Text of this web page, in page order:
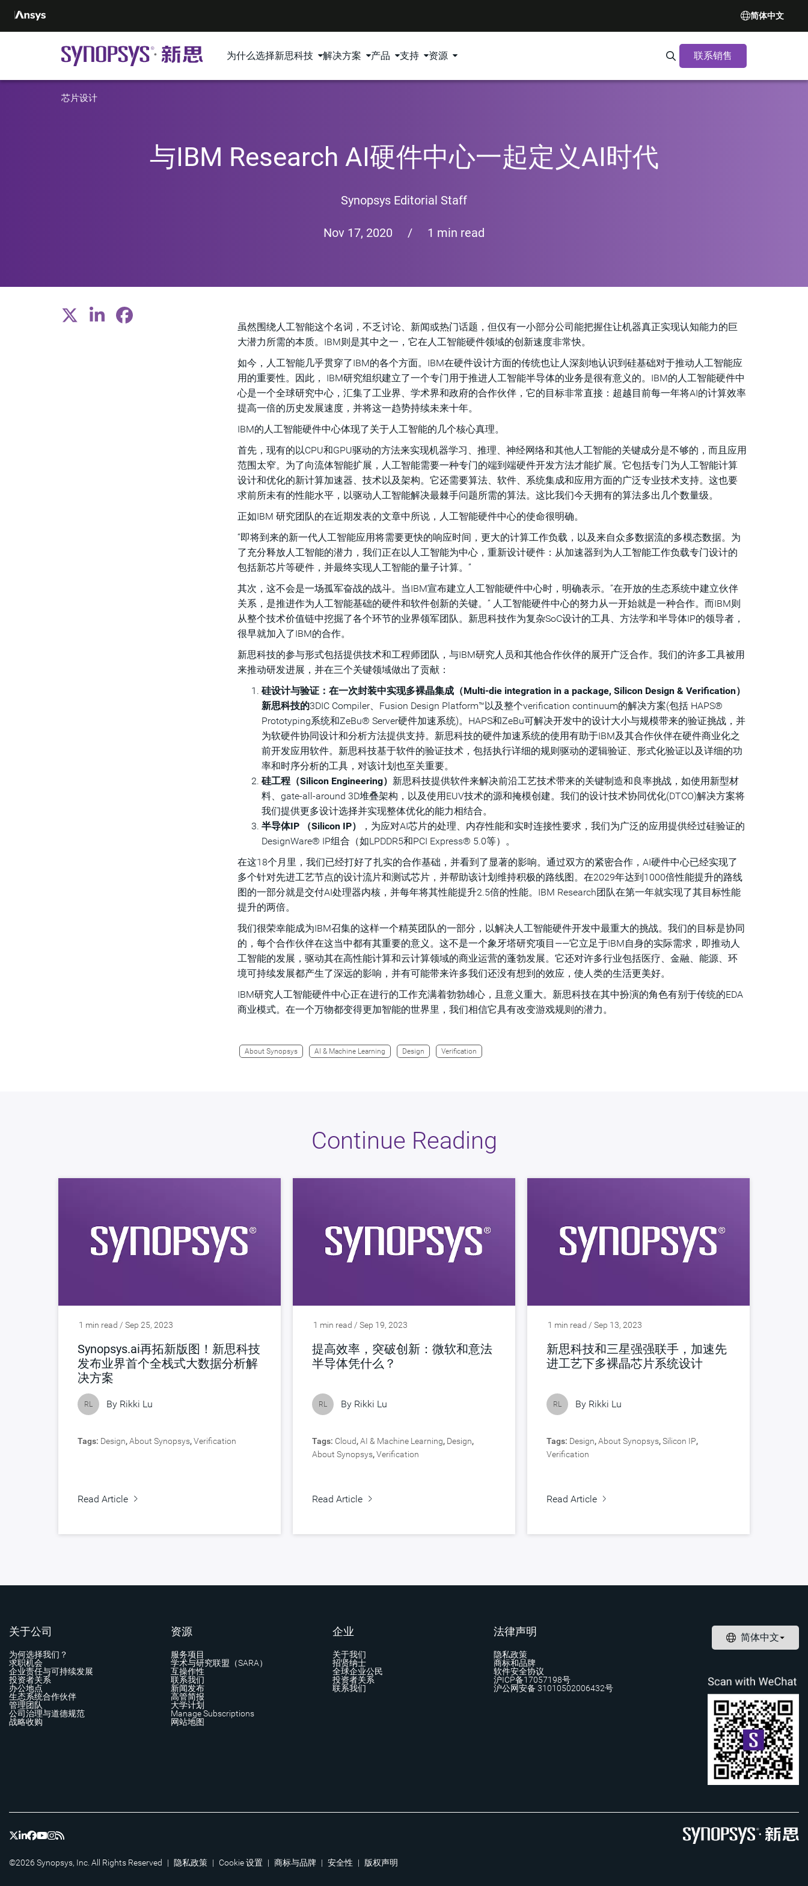
简体中文
为什么选择新思科技 解决方案 产品 支持 资源 Search Synopsys.com
联系销售
芯片设计
与IBM Research AI硬件中心一起定义AI时代
Synopsys Editorial Staff
Nov 17, 2020 / 1 min read
虽然围绕人工智能这个名词，不乏讨论、新闻或热门话题，但仅有一小部分公司能把握住让机器真正实现认知能力的巨
大潜力所需的本质。IBM则是其中之一，它在人工智能硬件领域的创新速度非常快。
如今，人工智能几乎贯穿了IBM的各个方面。IBM在硬件设计方面的传统也让人深刻地认识到硅基础对于推动人工智能应
用的重要性。因此， IBM研究组织建立了一个专门用于推进人工智能半导体的业务是很有意义的。IBM的人工智能硬件中
心是一个全球研究中心，汇集了工业界、学术界和政府的合作伙伴，它的目标非常直接：超越目前每一年将AI的计算效率
提高一倍的历史发展速度，并将这一趋势持续未来十年。
IBM的人工智能硬件中心体现了关于人工智能的几个核心真理。
首先，现有的以CPU和GPU驱动的方法来实现机器学习、推理、神经网络和其他人工智能的关键成分是不够的，而且应用
范围太窄。为了向流体智能扩展，人工智能需要一种专门的端到端硬件开发方法才能扩展。它包括专门为人工智能计算
设计和优化的新计算加速器、技术以及架构。它还需要算法、软件、系统集成和应用方面的广泛专业技术支持。这也要
求前所未有的性能水平，以驱动人工智能解决最棘手问题所需的算法。这比我们今天拥有的算法多出几个数量级。
正如IBM 研究团队的在近期发表的文章中所说，人工智能硬件中心的使命很明确。
“即将到来的新一代人工智能应用将需要更快的响应时间，更大的计算工作负载，以及来自众多数据流的多模态数据。为
了充分释放人工智能的潜力，我们正在以人工智能为中心，重新设计硬件：从加速器到为人工智能工作负载专门设计的
包括新芯片等硬件，并最终实现人工智能的量子计算。”
其次，这不会是一场孤军奋战的战斗。当IBM宣布建立人工智能硬件中心时，明确表示。”在开放的生态系统中建立伙伴
关系，是推进作为人工智能基础的硬件和软件创新的关键。” 人工智能硬件中心的努力从一开始就是一种合作。而IBM则
从整个技术价值链中挖掘了各个环节的业界领军团队。新思科技作为复杂SoC设计的工具、方法学和半导体IP的领导者，
很早就加入了IBM的合作。
新思科技的参与形式包括提供技术和工程师团队，与IBM研究人员和其他合作伙伴的展开广泛合作。我们的许多工具被用
来推动研发进展，并在三个关键领域做出了贡献：
硅设计与验证：在一次封装中实现多裸晶集成（Multi-die integration in a package, Silicon Design & Verification）
新思科技的3DIC Compiler、Fusion Design Platform™以及整个verification continuum的解决方案(包括 HAPS®
Prototyping系统和ZeBu® Server硬件加速系统)。HAPS和ZeBu可解决开发中的设计大小与规模带来的验证挑战，并
为软硬件协同设计和分析方法提供支持。新思科技的硬件加速系统的使用有助于IBM及其合作伙伴在硬件商业化之
前开发应用软件。新思科技基于软件的验证技术，包括执行详细的规则驱动的逻辑验证、形式化验证以及详细的功
率和时序分析的工具，对该计划也至关重要。
硅工程（Silicon Engineering） 新思科技提供软件来解决前沿工艺技术带来的关键制造和良率挑战，如使用新型材
料、gate-all-around 3D堆叠架构，以及使用EUV技术的源和掩模创建。我们的设计技术协同优化(DTCO)解决方案将
我们提供更多设计选择并实现整体优化的能力相结合。
半导体IP （Silicon IP）
，为应对AI芯片的处理、内存性能和实时连接性要求，我们为广泛的应用提供经过硅验证的
DesignWare® IP组合（如LPDDR5和PCI Express® 5.0等）。
在这18个月里，我们已经打好了扎实的合作基础，并看到了显著的影响。通过双方的紧密合作，AI硬件中心已经实现了
多个针对先进工艺节点的设计流片和测试芯片，并帮助该计划维持积极的路线图。在2029年达到1000倍性能提升的路线
图的一部分就是交付AI处理器内核，并每年将其性能提升2.5倍的性能。IBM Research团队在第一年就实现了其目标性能
提升的两倍。
我们很荣幸能成为IBM召集的这样一个精英团队的一部分，以解决人工智能硬件开发中最重大的挑战。我们的目标是协同
的，每个合作伙伴在这当中都有其重要的意义。这不是一个象牙塔研究项目——它立足于IBM自身的实际需求，即推动人
工智能的发展，驱动其在高性能计算和云计算领域的商业运营的蓬勃发展。它还对许多行业包括医疗、金融、能源、环
境可持续发展都产生了深远的影响，并有可能带来许多我们还没有想到的效应，使人类的生活更美好。
IBM研究人工智能硬件中心正在进行的工作充满着勃勃雄心，且意义重大。新思科技在其中扮演的角色有别于传统的EDA
商业模式。在一个万物都变得更加智能的世界里，我们相信它具有改变游戏规则的潜力。
About Synopsys AI & Machine Learning Design Verification
Continue Reading
1 min read / Sep 25, 2023
Synopsys.ai再拓新版图！新思科技
发布业界首个全栈式大数据分析解
决方案
RL By Rikki Lu
Tags: Design,About Synopsys,Verification
Read Article
1 min read / Sep 19, 2023
提高效率，突破创新：微软和意法
半导体凭什么？
RL By Rikki Lu
Tags: Cloud,AI & Machine Learning, Design,
About Synopsys,Verification
Read Article
1 min read / Sep 13, 2023
新思科技和三星强强联手，加速先
进工艺下多裸晶芯片系统设计
RL By Rikki Lu
Tags: Design,About Synopsys,Silicon IP,
Verification
Read Article
关于公司
为何选择我们？
求职机会
企业责任与可持续发展
投资者关系
办公地点
生态系统合作伙伴
管理团队
公司治理与道德规范
战略收购
资源
服务项目
学术与研究联盟（SARA）
互操作性
联系我们
新闻发布
高管简报
大学计划
Manage Subscriptions
网站地图
企业
关于我们
招贤纳士
全球企业公民
投资者关系
联系我们
法律声明
隐私政策
商标和品牌
软件安全协议
沪ICP备17057198号
沪公网安备 31010502006432号
©2026 Synopsys, Inc. All Rights Reserved | 隐私政策 | Cookie 设置 | 商标与品牌 | 安全性 | 版权声明